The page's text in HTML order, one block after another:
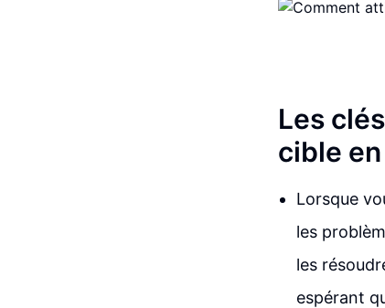
Les
cible
Lorsque
les
les
espérant